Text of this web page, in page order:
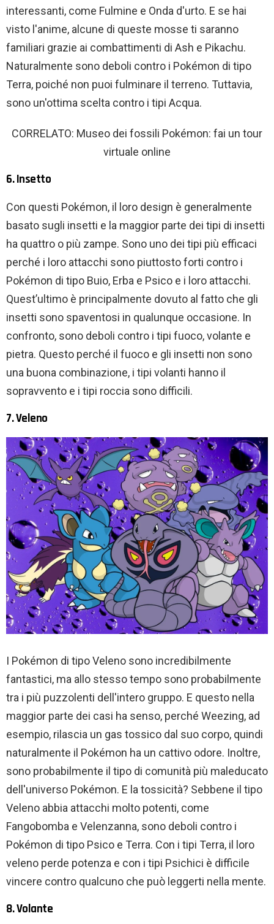
interessanti, come Fulmine e Onda d'urto. E se hai
visto l'anime, alcune di queste mosse ti saranno
familiari grazie ai combattimenti di Ash e Pikachu.
Naturalmente sono deboli contro i Pokémon di tipo
Terra, poiché non puoi fulminare il terreno. Tuttavia,
sono un'ottima scelta contro i tipi Acqua.
CORRELATO: Museo dei fossili Pokémon: fai un tour
virtuale online
6. Insetto
Con questi Pokémon, il loro design è generalmente
basato sugli insetti e la maggior parte dei tipi di insetti
ha quattro o più zampe. Sono uno dei tipi più efficaci
perché i loro attacchi sono piuttosto forti contro i
Pokémon di tipo Buio, Erba e Psico e i loro attacchi.
Quest’ultimo è principalmente dovuto al fatto che gli
insetti sono spaventosi in qualunque occasione. In
confronto, sono deboli contro i tipi fuoco, volante e
pietra. Questo perché il fuoco e gli insetti non sono
una buona combinazione, i tipi volanti hanno il
sopravvento e i tipi roccia sono difficili.
7. Veleno
I Pokémon di tipo Veleno sono incredibilmente
fantastici, ma allo stesso tempo sono probabilmente
tra i più puzzolenti dell'intero gruppo. E questo nella
maggior parte dei casi ha senso, perché Weezing, ad
esempio, rilascia un gas tossico dal suo corpo, quindi
naturalmente il Pokémon ha un cattivo odore. Inoltre,
sono probabilmente il tipo di comunità più maleducato
dell'universo Pokémon. E la tossicità? Sebbene il tipo
Veleno abbia attacchi molto potenti, come
Fangobomba e Velenzanna, sono deboli contro i
Pokémon di tipo Psico e Terra. Con i tipi Terra, il loro
veleno perde potenza e con i tipi Psichici è difficile
vincere contro qualcuno che può leggerti nella mente.
8. Volante